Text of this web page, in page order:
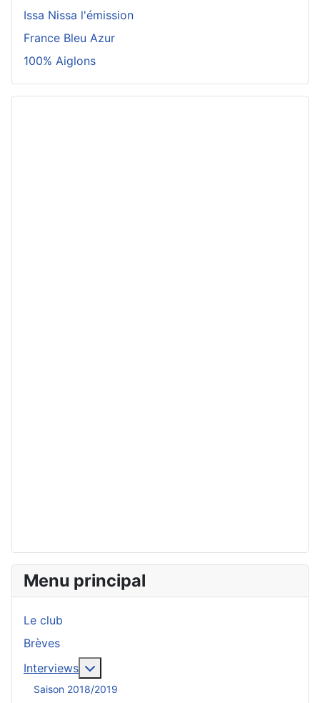
Issa Nissa l'émission
France Bleu Azur
100% Aiglons
Menu principal
Le club
Brèves
Interviews
Saison 2018/2019